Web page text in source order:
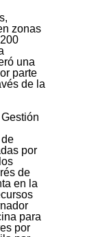
zonas
una
parte
de la
por
de
en la
para
por